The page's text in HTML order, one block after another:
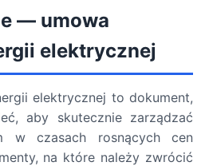
— umowa
elektrycznej
elektrycznej to dokument,
aby skutecznie zarządzać
w czasach rosnących cen
na które należy zwrócić